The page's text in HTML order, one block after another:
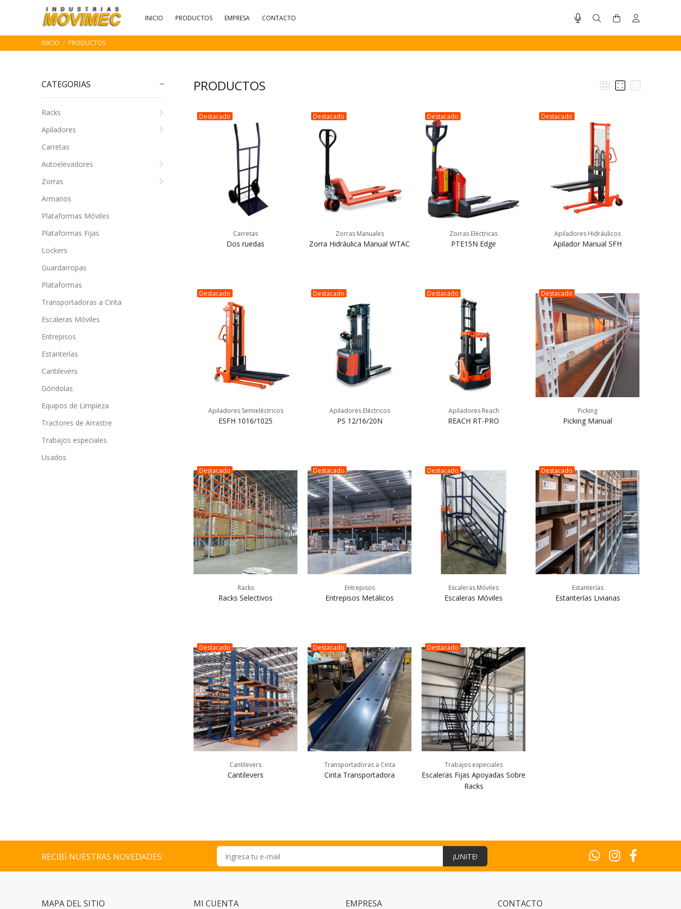
INICIO PRODUCTOS EMPRESA CONTACTO
INICIO PRODUCTOS
CATEGORIAS
Racks
Apiladores
Carretas
Autoelevadores
Zorras
Armarios
Plataformas Móviles
Plataformas Fijas
Lockers
Guardarropas
Plataformas
Transportadoras a Cinta
Escaleras Móviles
Entrepisos
Estanterías
Cantilevers
Góndolas
Equipos de Limpieza
Tractores de Arrastre
Trabajos especiales
Usados
PRODUCTOS
Destacado
Carretas
Dos ruedas
Destacado
Zorras Manuales
Zorra Hidráulica Manual WTAC
Destacado
Zorras Eléctricas
PTE15N Edge
Destacado
Apiladores Hidráulicos
Apilador Manual SFH
Destacado
Apiladores Semieléctricos
ESFH 1016/1025
Destacado
Apiladores Eléctricos
PS 12/16/20N
Destacado
Apiladores Reach
REACH RT-PRO
Destacado
Picking
Picking Manual
Destacado
Racks
Racks Selectivos
Destacado
Entrepisos
Entrepisos Metálicos
Destacado
Escaleras Móviles
Escaleras Móviles
Destacado
Estanterías
Estanterías Livianas
Destacado
Cantilevers
Cantilevers
Destacado
Transportadoras a Cinta
Cinta Transportadora
Destacado
Trabajos especiales
Escaleras Fijas Apoyadas Sobre
Racks
RECIBÍ NUESTRAS NOVEDADES: ¡UNITE!
MAPA DEL SITIO MI CUENTA EMPRESA CONTACTO